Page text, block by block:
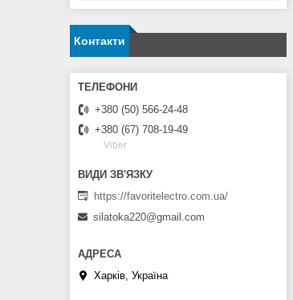
Контакти
+380 (50) 566-24-48
+380 (67) 708-19-49
Viber
https://favoritelectro.com.ua/
silatoka220@gmail.com
Харків, Україна